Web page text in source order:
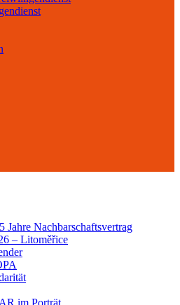
Jahre Nachbarschaftsvertrag
– Litoměřice
im Porträt